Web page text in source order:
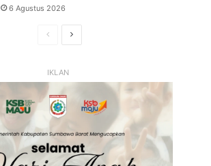
6 Agustus 2026
HalamanHalaman
IKLAN